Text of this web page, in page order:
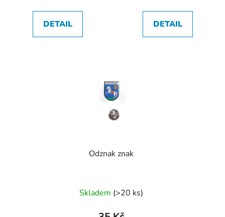
5,0
z
DETAIL DETAIL
Odznak znak
hodnocení
produktu
Skladem (>20 ks)